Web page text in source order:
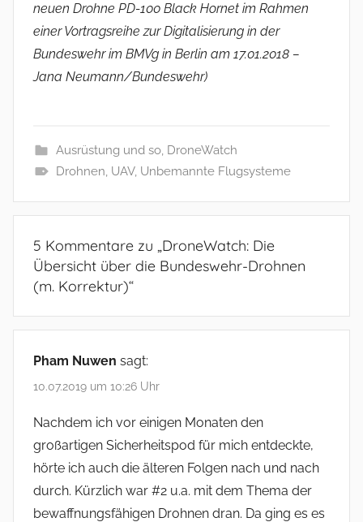
neuen Drohne PD-100 Black Hornet im Rahmen
einer Vortragsreihe zur Digitalisierung in der
Bundeswehr im BMVg in Berlin am 17.01.2018 –
Jana Neumann/Bundeswehr)
Ausrüstung und so, DroneWatch
Drohnen, UAV, Unbemannte Flugsysteme
5 Kommentare zu „DroneWatch: Die
Übersicht über die Bundeswehr-Drohnen
(m. Korrektur)“
Pham Nuwen sagt:
10.07.2019 um 10:26 Uhr
Nachdem ich vor einigen Monaten den
großartigen Sicherheitspod für mich entdeckte,
hörte ich auch die älteren Folgen nach und nach
durch. Kürzlich war #2 u.a. mit dem Thema der
bewaffnungsfähigen Drohnen dran. Da ging es es